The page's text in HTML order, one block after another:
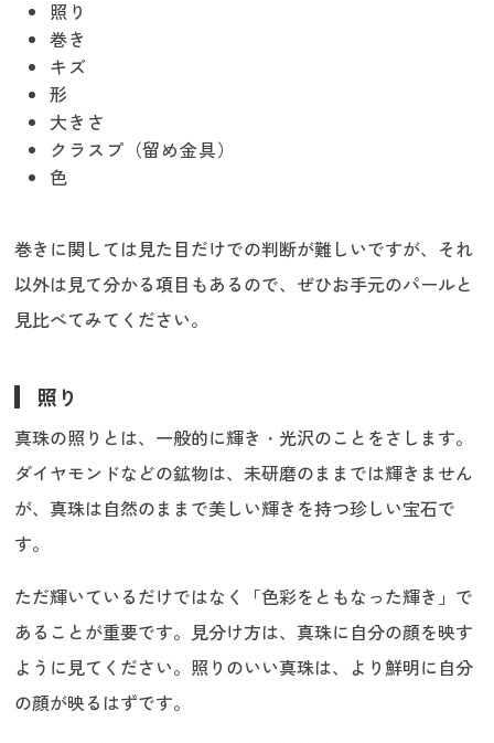
照り
巻き
キズ
形
大きさ
クラスプ（留め金具）
色
巻きに関しては見た目だけでの判断が難しいですが、それ
以外は見て分かる項目もあるので、ぜひお手元のパールと
見比べてみてください。
照り
真珠の照りとは、一般的に輝き・光沢のことをさします。
ダイヤモンドなどの鉱物は、未研磨のままでは輝きません
が、真珠は自然のままで美しい輝きを持つ珍しい宝石で
す。
ただ輝いているだけではなく「色彩をともなった輝き」で
あることが重要です。見分け方は、真珠に自分の顔を映す
ように見てください。照りのいい真珠は、より鮮明に自分
の顔が映るはずです。